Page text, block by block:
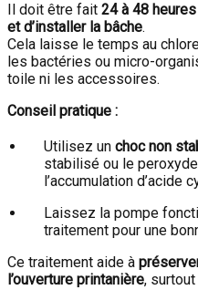
Il doit être fait 24 à 48 heures
et d’installer la bâche.
Cela laisse le temps au
les bactéries ou micro-
toile ni les accessoires.
Conseil pratique :
Utilisez un choc non
stabilisé ou le
l’accumulation d’acide
Laissez la pompe
traitement pour une
Ce traitement aide à
l’ouverture printanière,